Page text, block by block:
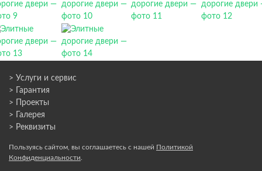
> Услуги и сервис
> Гарантия
> Проекты
> Галерея
> Реквизиты
Пользуясь сайтом, вы соглашаетесь с нашей Политикой
Конфиденциальности